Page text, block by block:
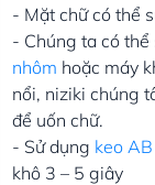
- Mặt chữ có thể
- Chúng ta có thể
nhôm hoặc máy
nổi, niziki chúng
để uốn chữ.
- Sử dụng keo AB
khô 3 – 5 giây